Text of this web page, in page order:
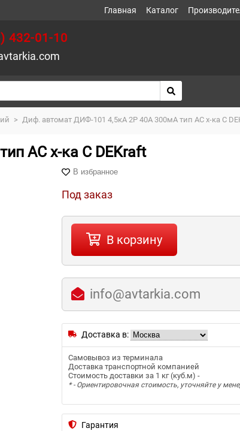
Главная Каталог
432-01-10
> Диф. автомат ДИФ-101 4,5кА 2Р 40А 300мА тип AC х-ка С
AC х-ка С DEKraft
В избранное
Под заказ
В корзину
info@avtarkia.com
Доставка в:
Самовывоз из терминала
Доставка транспортной компанией
Стоимость доставки за 1 кг (куб.м) -
* - Ориентировочная стоимость, уточняйте у
Гарантия